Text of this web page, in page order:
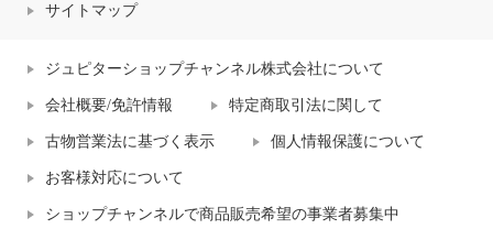
サイトマップ
ジュピターショップチャンネル株式会社について
会社概要/免許情報 特定商取引法に関して
古物営業法に基づく表示 個人情報保護について
お客様対応について
ショップチャンネルで商品販売希望の事業者募集中